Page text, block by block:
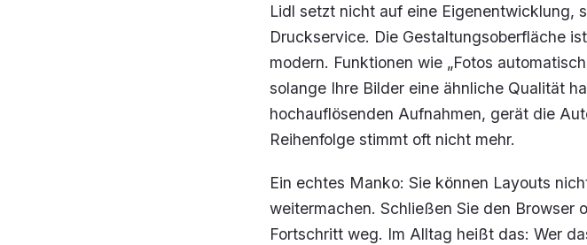
Lidl setzt nicht auf eine Eigenentwicklung,
Druckservice. Die Gestaltungsoberfläche
modern. Funktionen wie „Fotos
solange Ihre Bilder eine ähnliche Qualität
hochauflösenden Aufnahmen, gerät die
Reihenfolge stimmt oft nicht mehr.
Ein echtes Manko: Sie können Layouts
weitermachen. Schließen Sie den Browser
Fortschritt weg. Im Alltag heißt das: Wer